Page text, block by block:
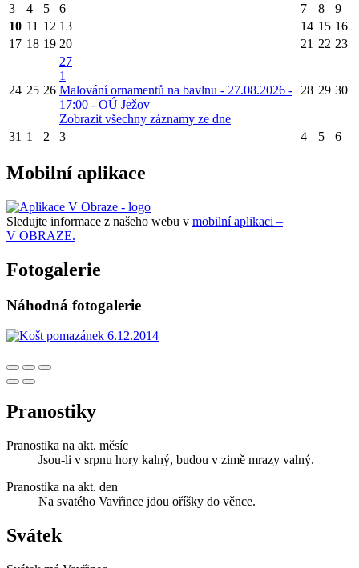
3 4 5 6 7 8
9
10 11 12 13 14 15 16
17 18 19 20 21 22 23
24 25 26
27
1
Malování ornamentů na bavlnu - 27.08.2026 -
17:00 - OÚ Ježov
Zobrazit všechny záznamy ze dne
28 29 30
31 1 2 3 4 5 6
Mobilní aplikace
Sledujte informace z našeho webu v mobilní aplikaci –
V OBRAZE.
Fotogalerie
Náhodná fotogalerie
Pranostiky
Pranostika na akt. měsíc
Jsou-li v srpnu hory kalný, budou v zimě mrazy valný.
Pranostika na akt. den
Na svatého Vavřince jdou oříšky do věnce.
Svátek